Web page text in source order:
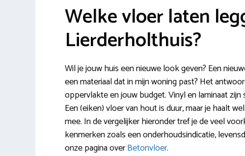
Welke vloer laten
Lierderholthuis?
Wil je jouw huis een nieuwe look geven? Een
een materiaal dat in mijn woning past? Het
oppervlakte en jouw budget. Vinyl en laminaat
Een (eiken) vloer van hout is duur, maar je haalt
mee. In de vergelijker hieronder tref je de veel
kenmerken zoals een onderhoudsindicatie,
onze pagina overBetonvloer.